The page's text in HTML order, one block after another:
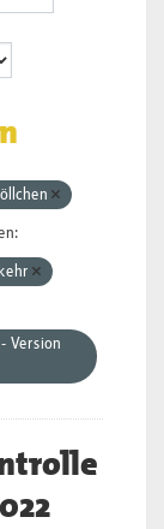
Version